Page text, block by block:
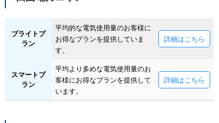
ブライトプ
ラン
平均的な電気使用量のお客様に
お得なプランを提供していま
す。
詳細はこちら
スマートプ
ラン
平均より多めな電気使用量のお
客様にお得なプランを提供して
います。
詳細はこちら